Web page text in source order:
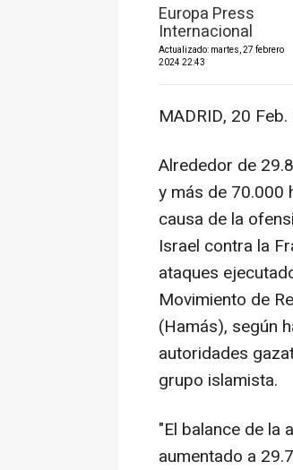
Europa Press
Internacional
Actualizado: martes, 27 febrero
2024 22:43
MADRID, 20 Feb.
Alrededor de
y más de 70.000
causa de la
Israel contra la
ataques
Movimiento de
(Hamás), según
autoridades
grupo islamista.
"El balance de la
aumentado a